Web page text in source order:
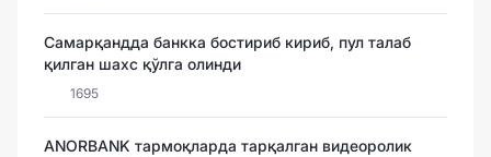
Самарқандда банкка бостириб кириб, пул талаб
қилган шахс қўлга олинди
1695
ANORBANK тармоқларда тарқалган видеоролик